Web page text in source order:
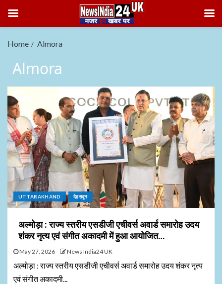
Home Almora
Almora
UTTARAKHAND देहरादून
अल्मोड़ा : राज्य स्तरीय एसडीजी एचीवर्स अवार्ड समारोह उदय
शंकर नृत्य एवं संगीत अकादमी में हुआ आयोजित…
May 27, 2026 News India24 UK
अल्मोड़ा : राज्य स्तरीय एसडीजी एचीवर्स अवार्ड समारोह उदय शंकर नृत्य
एवं संगीत अकादमी...